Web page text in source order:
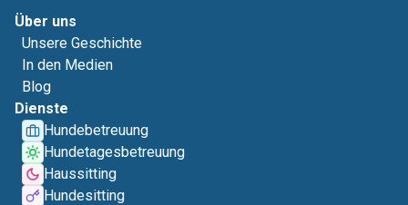
Über uns
Unsere Geschichte
In den Medien
Blog
Dienste
Hundebetreuung
Hundetagesbetreuung
Haussitting
Hundesitting